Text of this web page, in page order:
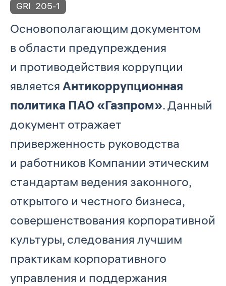
GRI 205-1
Основополагающим документом
в области предупреждения
и противодействия коррупции
является Антикоррупционная
политика ПАО «Газпром». Данный
документ отражает
приверженность руководства
и работников Компании этическим
стандартам ведения законного,
открытого и честного бизнеса,
совершенствования корпоративной
культуры, следования лучшим
практикам корпоративного
управления и поддержания